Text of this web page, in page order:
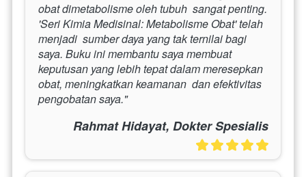
obat dimetabolisme oleh tubuh  sangat penting.
'Seri Kimia Medisinal: Metabolisme Obat' telah
menjadi  sumber daya yang tak ternilai bagi
saya. Buku ini membantu saya membuat
keputusan yang lebih tepat dalam meresepkan
obat, meningkatkan keamanan  dan efektivitas
pengobatan saya."
Rahmat Hidayat, Dokter Spesialis